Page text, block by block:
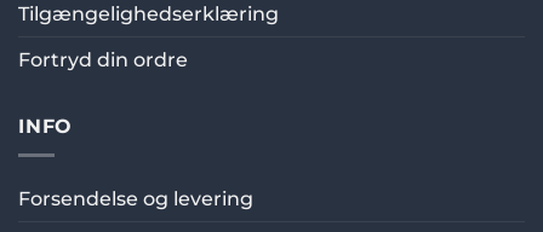
Tilgængelighedserklæring
Fortryd din ordre
INFO
Forsendelse og levering